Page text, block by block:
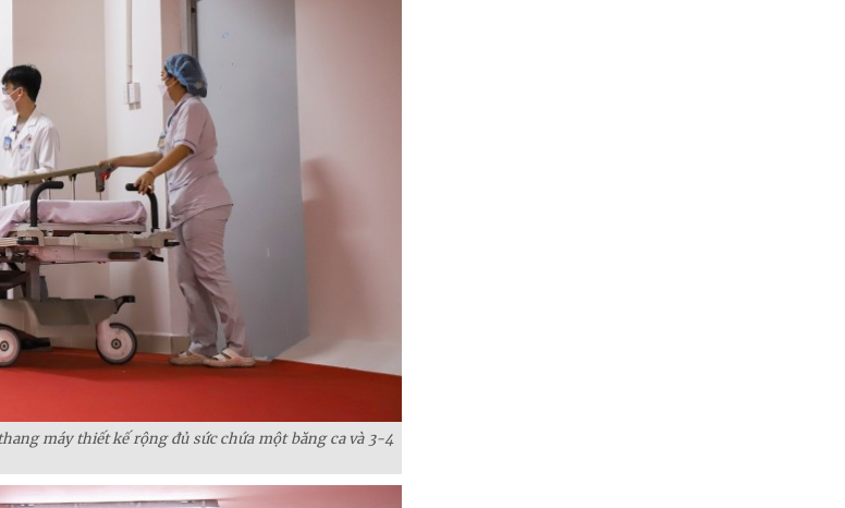
máy thiết kế rộng đủ sức chứa một băng ca và 3-4